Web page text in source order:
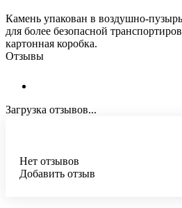
Камень упакован в воздушно-
для более безопасной
картонная коробка.
Отзывы
Загрузка отзывов...
Нет отзывов
Добавить отзыв